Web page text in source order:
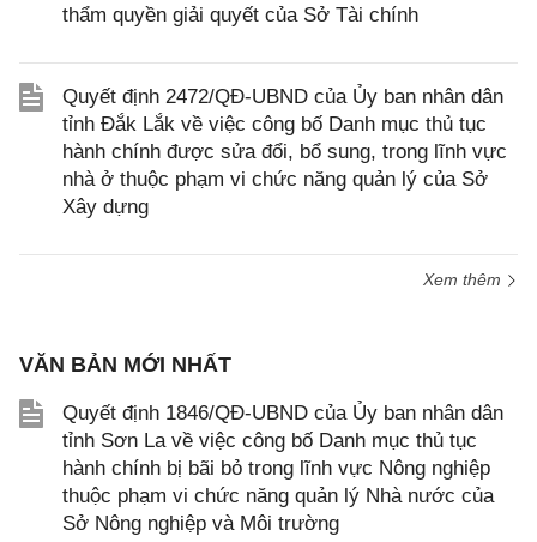
thẩm quyền giải quyết của Sở Tài chính
Quyết định 2472/QĐ-UBND của Ủy ban nhân dân
tỉnh Đắk Lắk về việc công bố Danh mục thủ tục
hành chính được sửa đổi, bổ sung, trong lĩnh vực
nhà ở thuộc phạm vi chức năng quản lý của Sở
Xây dựng
Xem thêm
VĂN BẢN MỚI NHẤT
Quyết định 1846/QĐ-UBND của Ủy ban nhân dân
tỉnh Sơn La về việc công bố Danh mục thủ tục
hành chính bị bãi bỏ trong lĩnh vực Nông nghiệp
thuộc phạm vi chức năng quản lý Nhà nước của
Sở Nông nghiệp và Môi trường